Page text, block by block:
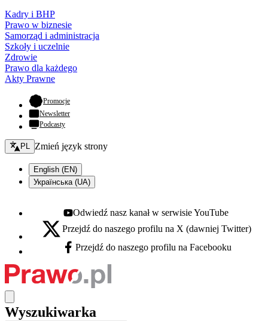
Kadry i BHP
Prawo w biznesie
Samorząd i administracja
Szkoły i uczelnie
Zdrowie
Prawo dla każdego
Akty Prawne
Promocje- otwiera się w nowej karcie
Newsletter
Podcasty
Zmień język - bieżący:
PL Zmień język strony
English (EN)
Українська (UA)
Youtube - otwiera się w nowej karcie
Odwiedź nasz kanał w serwisie YouTube
X - otwiera się w nowej karcie
Przejdź do naszego profilu na X (dawniej Twitter)
Facebook - otwiera się w nowej karcie
Przejdź do naszego profilu na Facebooku
Wyszukiwarka